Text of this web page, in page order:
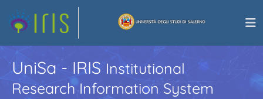
UniSa - IRISInstitutional
Research Information System